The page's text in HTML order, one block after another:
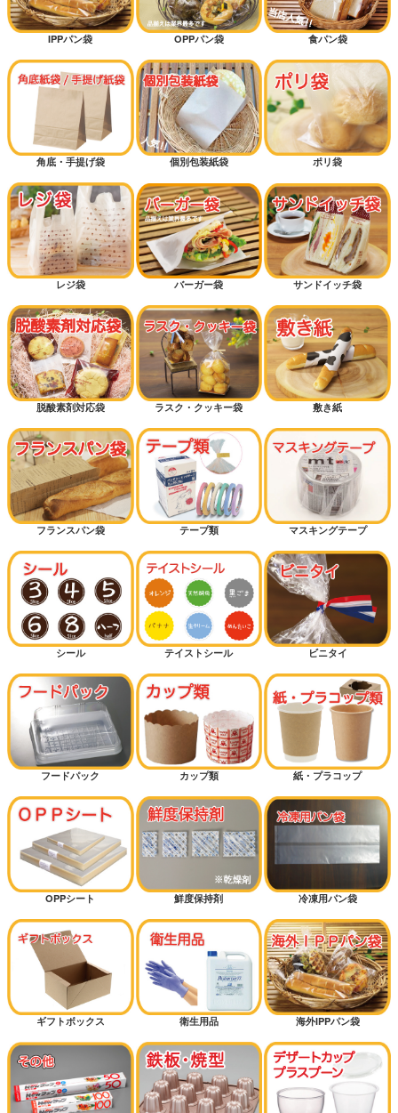
IPPパン袋 OPPパン袋 食パン袋
角底・手提げ袋 個別包装紙袋 ポリ袋
レジ袋 バーガー袋 サンドイッチ袋
脱酸素剤対応袋 ラスク・クッキー袋 敷き紙
フランスパン袋 テープ類 マスキングテープ
シール テイストシール ビニタイ
フードパック カップ類 紙・プラコップ
OPPシート 鮮度保持剤 冷凍用パン袋
ギフトボックス 衛生用品 海外IPPパン袋